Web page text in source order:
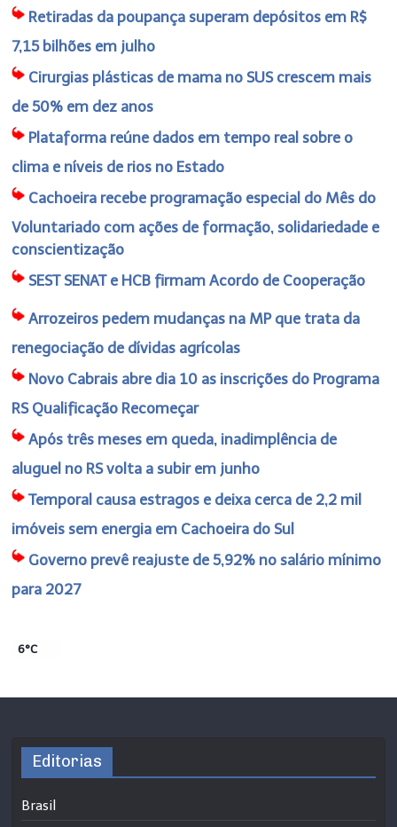
Retiradas da poupança superam depósitos em R$
7,15 bilhões em julho
Cirurgias plásticas de mama no SUS crescem mais
de 50% em dez anos
Plataforma reúne dados em tempo real sobre o
clima e níveis de rios no Estado
Cachoeira recebe programação especial do Mês do
Voluntariado com ações de formação, solidariedade e
conscientização
SEST SENAT e HCB firmam Acordo de Cooperação
Arrozeiros pedem mudanças na MP que trata da
renegociação de dívidas agrícolas
Novo Cabrais abre dia 10 as inscrições do Programa
RS Qualificação Recomeçar
Após três meses em queda, inadimplência de
aluguel no RS volta a subir em junho
Temporal causa estragos e deixa cerca de 2,2 mil
imóveis sem energia em Cachoeira do Sul
Governo prevê reajuste de 5,92% no salário mínimo
para 2027
6°C
Editorias
Brasil